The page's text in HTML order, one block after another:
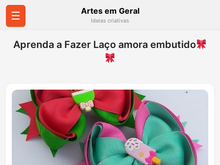
☰ Artes em Geral
Ideias criativas
Aprenda a Fazer Laço amora embutido